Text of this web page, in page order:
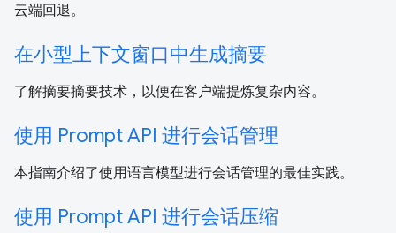
云端回退。
在小型上下文窗口中生成摘要
了解摘要摘要技术，以便在客户端提炼复杂内容。
使用 Prompt API 进行会话管理
本指南介绍了使用语言模型进行会话管理的最佳实践。
使用 Prompt API 进行会话压缩